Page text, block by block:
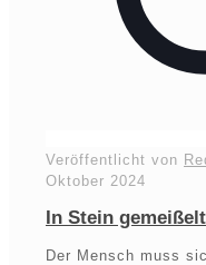
Veröffentlicht von
Oktober 2024
In Stein gemeißelt
Der Mensch muss